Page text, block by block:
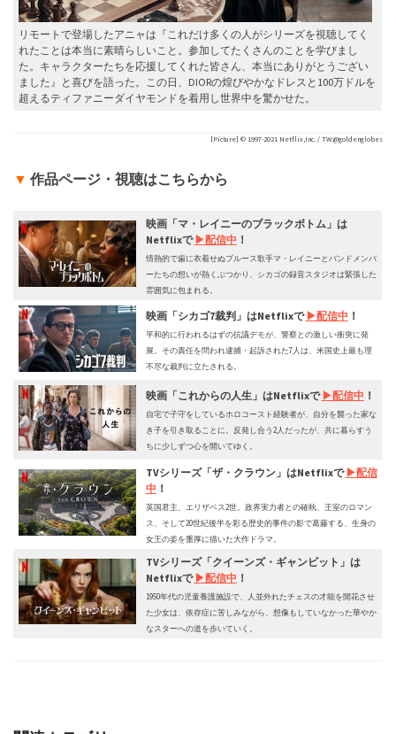
リモートで登場したアニャは『これだけ多くの人がシリーズを視聴してく
れたことは本当に素晴らしいこと。参加してたくさんのことを学びまし
た。キャラクターたちを応援してくれた皆さん、本当にありがとうござい
ました』と喜びを語った。この日、DIORの煌びやかなドレスと100万ドルを
超えるティファニーダイヤモンドを着用し世界中を驚かせた。
[Picture] ©︎ 1997-2021 Netflix,Inc. / TW:@goldenglobes
▼ 作品ページ・視聴はこちらから
映画「マ・レイニーのブラックボトム」は
Netflixで ▶︎配信中 ！
情熱的で歯に衣着せぬブルース歌手マ・レイニーとバンドメンバ
ーたちの想いが熱くぶつかり、シカゴの録音スタジオは緊張した
雰囲気に包まれる。
映画「シカゴ7裁判 」はNetflixで ▶︎配信中 ！
平和的に行われるはずの抗議デモが、警察との激しい衝突に発
展。その責任を問われ逮捕・起訴された7人は、米国史上最も理
不尽な裁判に立たされる。
映画「これからの人生」はNetflixで ▶︎配信中 ！
自宅で子守をしているホロコースト経験者が、自分を襲った家な
き子を引き取ることに。反発し合う2人だったが、共に暮らすう
ちに少しずつ心を開いてゆく。
TVシリーズ「ザ・クラウン」はNetflixで ▶︎配信
中 ！
英国君主、エリザベス2世。政界実力者との確執、王室のロマン
ス、そして20世紀後半を彩る歴史的事件の影で葛藤する、生身の
女王の姿を重厚に描いた大作ドラマ。
TVシリーズ「クイーンズ・ギャンビット 」は
Netflixで ▶︎配信中 ！
1950年代の児童養護施設で、人並外れたチェスの才能を開花させ
た少女は、依存症に苦しみながら、想像もしていなかった華やか
なスターへの道を歩いていく。